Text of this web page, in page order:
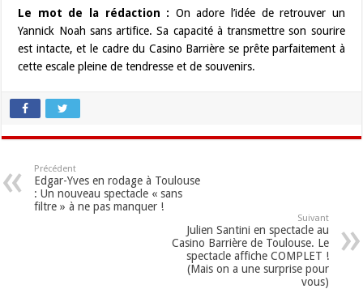
Le mot de la rédaction : On adore l’idée de retrouver un
Yannick Noah sans artifice. Sa capacité à transmettre son sourire
est intacte, et le cadre du Casino Barrière se prête parfaitement à
cette escale pleine de tendresse et de souvenirs.
Précédent
Edgar-Yves en rodage à Toulouse
: Un nouveau spectacle « sans
filtre » à ne pas manquer !
Suivant
Julien Santini en spectacle au
Casino Barrière de Toulouse. Le
spectacle affiche COMPLET !
(Mais on a une surprise pour
vous)